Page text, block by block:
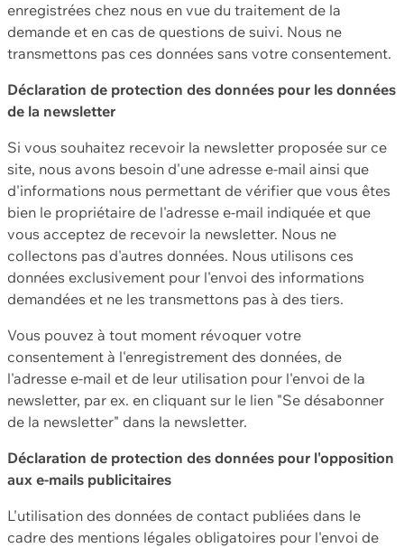
enregistrées chez nous en vue du traitement de la
demande et en cas de questions de suivi. Nous ne
transmettons pas ces données sans votre consentement.
Déclaration de protection des données pour les données
de la newsletter
Si vous souhaitez recevoir la newsletter proposée sur ce
site, nous avons besoin d'une adresse e-mail ainsi que
d'informations nous permettant de vérifier que vous êtes
bien le propriétaire de l'adresse e-mail indiquée et que
vous acceptez de recevoir la newsletter. Nous ne
collectons pas d'autres données. Nous utilisons ces
données exclusivement pour l'envoi des informations
demandées et ne les transmettons pas à des tiers.
Vous pouvez à tout moment révoquer votre
consentement à l'enregistrement des données, de
l'adresse e-mail et de leur utilisation pour l'envoi de la
newsletter, par ex. en cliquant sur le lien "Se désabonner
de la newsletter" dans la newsletter.
Déclaration de protection des données pour l'opposition
aux e-mails publicitaires
L'utilisation des données de contact publiées dans le
cadre des mentions légales obligatoires pour l'envoi de